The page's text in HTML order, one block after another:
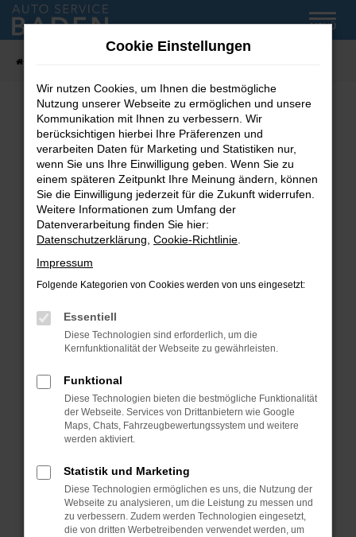
Zum
Hauptinhalt
MENÜ
Fehler: Network Error
Beim Laden ist ein Fehler aufgetreten.
Hier sind ein paar Tipps, die dir helfen können:
Überprüfe deine Firewall und deine
Internetverbindung.
Laden andere Webseiten, zum Beispiel deine
Suchmaschine?
Prüfe deine Browsererweiterungen.
können das Laden bestimmter Seiten
verhindern. Funktioniert die Seite in einem
Fenster?
Starte dein Gerät neu.
Das kann manchmal helfen, vorübergehende
Probleme zu beheben.
Betriebssystem auf dem neuesten Stand
sind.
Veraltete Software birgt nicht nur ein
Sicherheitsrisiko, sondern kann auch dazu
Cookie Einstellungen
Wir nutzen Cookies, um Ihnen die bestmögliche
Nutzung unserer Webseite zu ermöglichen und unsere
Kommunikation mit Ihnen zu verbessern. Wir
berücksichtigen hierbei Ihre Präferenzen und
verarbeiten Daten für Marketing und Statistiken nur,
wenn Sie uns Ihre Einwilligung geben. Wenn Sie zu
einem späteren Zeitpunkt Ihre Meinung ändern, können
Sie die Einwilligung jederzeit für die Zukunft widerrufen.
Weitere Informationen zum Umfang der
Datenverarbeitung finden Sie hier:
Datenschutzerklärung Cookie-Richtlinie
Impressum
Folgende Kategorien von Cookies werden von uns eingesetzt:
Essentiell
Diese Technologien sind erforderlich, um die
Kernfunktionalität der Webseite zu gewährleisten.
Funktional
Diese Technologien bieten die bestmögliche Funktionalität
der Webseite. Services von Drittanbietern wie Google
Maps, Chats, Fahrzeugbewertungssystem und weitere
werden aktiviert.
Statistik und Marketing
Diese Technologien ermöglichen es uns, die Nutzung der
Webseite zu analysieren, um die Leistung zu messen und
zu verbessern. Zudem werden Technologien eingesetzt,
die von dritten Werbetreibenden verwendet werden, um